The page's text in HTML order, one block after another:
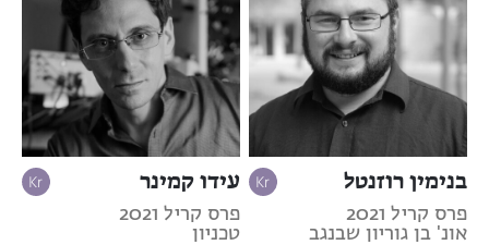
בנימין רוזנטל
פרס קריל 2021
אונ' בן גוריון שבנגב
עידו קמינר
פרס קריל 2021
טכניון